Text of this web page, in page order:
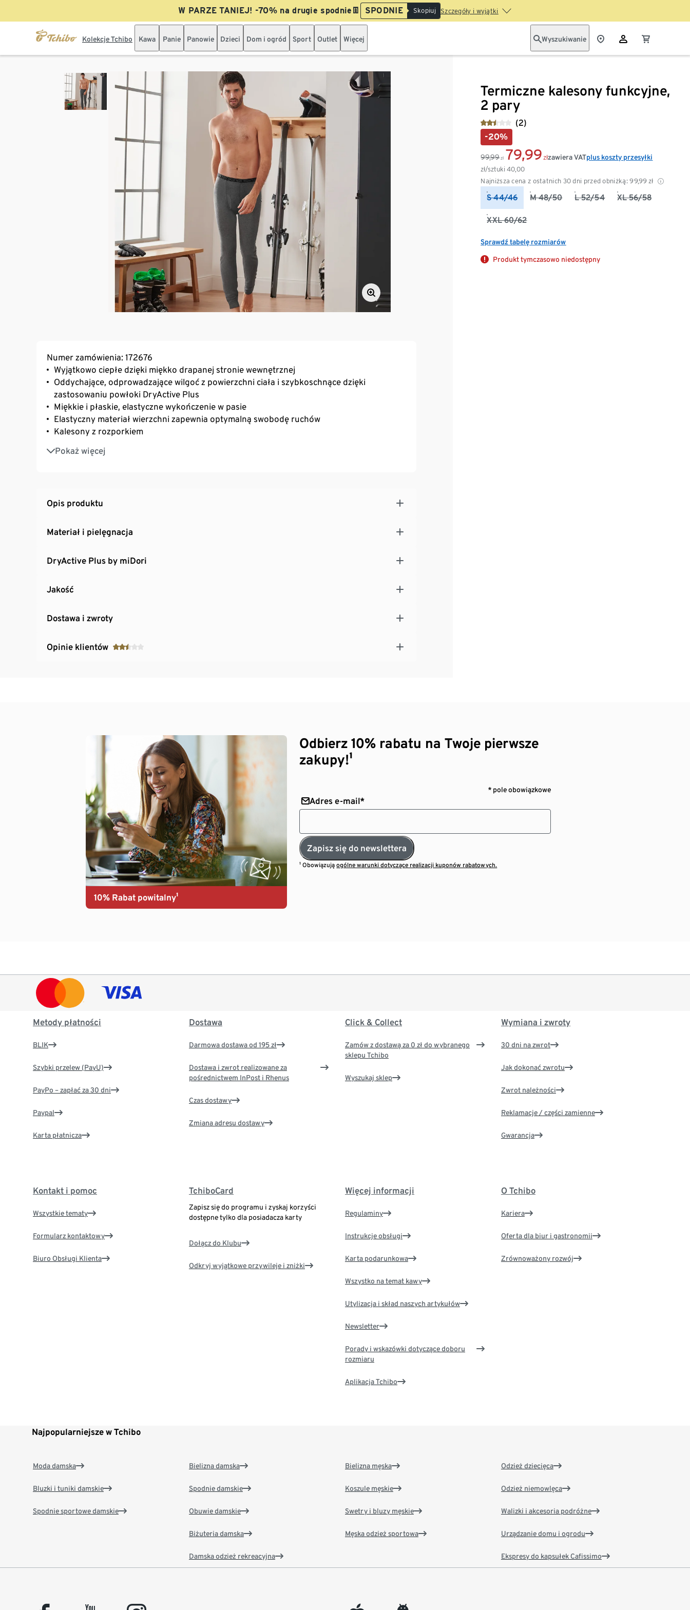
W PARZE TANIEJ! -70% na drugie spodnie👖 SPODNIE Skopiuj Szczegóły i wyjątki
Kolekcje Tchibo Kawa Panie Panowie Dzieci Dom i ogród Sport Outlet Więcej Wyszukiwanie
Termiczne kalesony funkcyjne,
2 pary
(2)
-20%
99,99 zł 79,99 zł
zł/sztuki40,00
Najniższa cena z ostatnich 30 dni przed obniżką: 99,99 zł
zawiera VATplus koszty przesyłki
S 44/46 M 48/50 L 52/54 XL 56/58
XXL 60/62
Sprawdź tabelę rozmiarów
Produkt tymczasowo niedostępny
Numer zamówienia: 172676
Wyjątkowo ciepłe dzięki miękko drapanej stronie wewnętrznej
Oddychające, odprowadzające wilgoć z powierzchni ciała i szybkoschnące dzięki
zastosowaniu powłoki DryActive Plus
Miękkie i płaskie, elastyczne wykończenie w pasie
Elastyczny materiał wierzchni zapewnia optymalną swobodę ruchów
Kalesony z rozporkiem
Pokaż więcej
Wyjątkowo płaskie szwy
Wyjątkowo ciepłe
Opis produktu
Materiał i pielęgnacja
DryActive Plus by miDori
Jakość
Dostawa i zwroty
Opinie klientów
10% Rabat powitalny¹
Odbierz 10% rabatu na Twoje pierwsze
zakupy!¹
* pole obowiązkowe
Adres e-mail*
Zapisz się do newslettera
¹ Obowiązująogólne warunki dotyczące realizacji kuponów rabatowych.
Metody płatności
BLIK
Szybki przelew (PayU)
PayPo – zapłać za 30 dni
Paypal
Karta płatnicza
Dostawa
Darmowa dostawa od 195 zł
Dostawa i zwrot realizowane za
pośrednictwem InPost i Rhenus
Czas dostawy
Zmiana adresu dostawy
Click & Collect
Zamów z dostawą za 0 zł do wybranego
sklepu Tchibo
Wyszukaj sklep
Wymiana i zwroty
30 dni na zwrot
Jak dokonać zwrotu
Zwrot należności
Reklamacje / części zamienne
Gwarancja
Kontakt i pomoc
Wszystkie tematy
Formularz kontaktowy
Biuro Obsługi Klienta
TchiboCard
Zapisz się do programu i zyskaj korzyści
dostępne tylko dla posiadacza karty
Dołącz do Klubu
Odkryj wyjątkowe przywileje i zniżki
Więcej informacji
Regulaminy
Instrukcje obsługi
Karta podarunkowa
Wszystko na temat kawy
Utylizacja i skład naszych artykułów
Newsletter
Porady i wskazówki dotyczące doboru
rozmiaru
Aplikacja Tchibo
O Tchibo
Kariera
Oferta dla biur i gastronomii
Zrównoważony rozwój
Najpopularniejsze w Tchibo
Moda damska
Bluzki i tuniki damskie
Spodnie sportowe damskie
Bielizna damska
Spodnie damskie
Obuwie damskie
Biżuteria damska
Damska odzież rekreacyjna
Bielizna męska
Koszule męskie
Swetry i bluzy męskie
Męska odzież sportowa
Odzież dziecięca
Odzież niemowlęca
Walizki i akcesoria podróżne
Urządzanie domu i ogrodu
Ekspresy do kapsułek Cafissimo